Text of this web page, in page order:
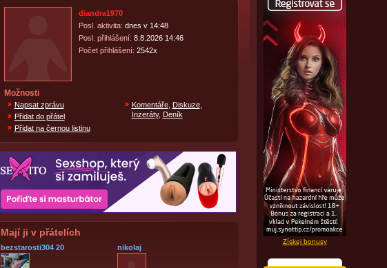
Získej bonusy
diandra1970
Posl. aktivita: dnes v 14:48
Posl. přihlášení: 8.8.2026 14:46
Počet přihlášení: 2542x
Možnosti
Napsat zprávu
Přidat do přátel
Přidat na černou listinu
Komentáře, Diskuze,
Inzeráty, Deník
Mají ji v přátelích
bezstarosti304 20 nikolaj